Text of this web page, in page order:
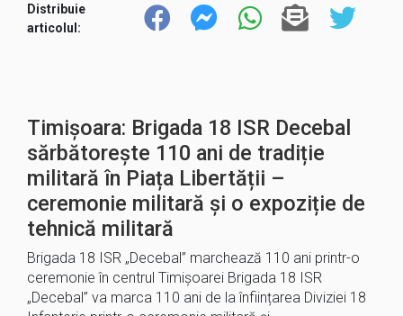
Distribuie
articolul:
Timișoara: Brigada 18 ISR Decebal
sărbătorește 110 ani de tradiție
militară în Piața Libertății –
ceremonie militară și o expoziție de
tehnică militară
Brigada 18 ISR „Decebal” marchează 110 ani printr-o
ceremonie în centrul Timișoarei Brigada 18 ISR
„Decebal” va marca 110 ani de la înființarea Diviziei 18